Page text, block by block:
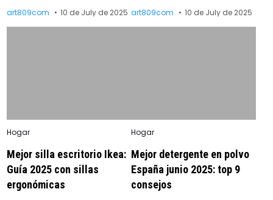
art809com 10 de July de 2025 art809com 10 de July de 2025
Posted
Hogar
Mejor silla escritorio Ikea:
Guía 2025 con sillas
ergonómicas
Posted
Hogar
Mejor detergente en polvo
España junio 2025: top 9
consejos